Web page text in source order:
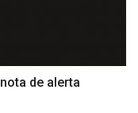
de alerta